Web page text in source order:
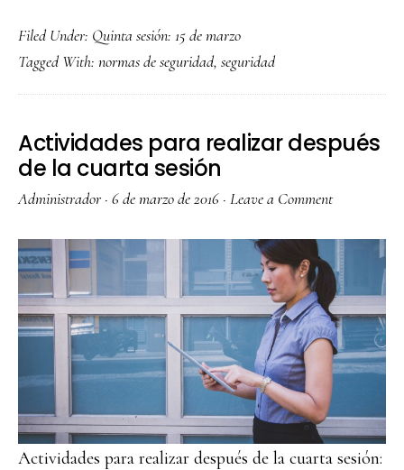
Filed Under: Quinta sesión: 15 de marzo
Tagged With: normas de seguridad, seguridad
Actividades para realizar después
de la cuarta sesión
Administrador · 6 de marzo de 2016 · Leave a Comment
Actividades para realizar después de la cuarta sesión: